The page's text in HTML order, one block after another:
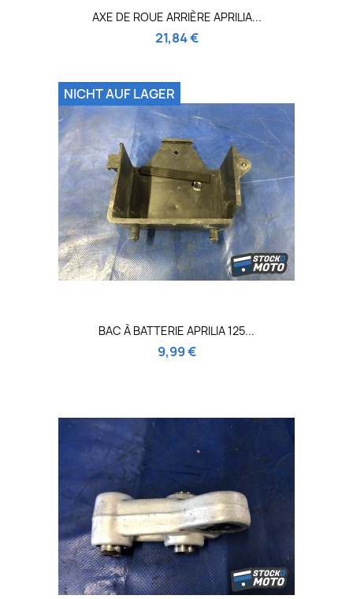
AXE DE ROUE ARRIÈRE APRILIA...
21,84 €
BAC À BATTERIE APRILIA 125...
9,99 €
NICHT AUF LAGER